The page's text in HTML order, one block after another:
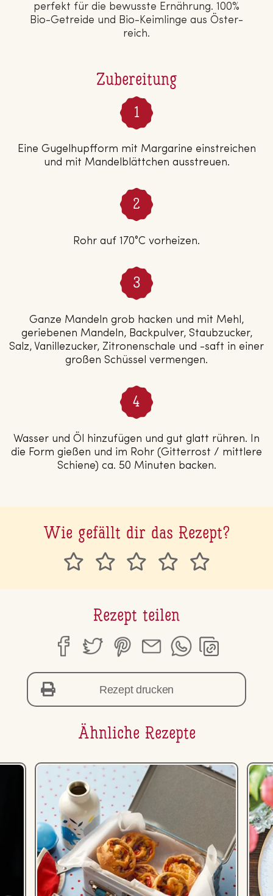
Zubereitung
Eine Gugelhupfform mit Margarine einstreichen
und mit Mandelblättchen ausstreuen.
Rohr auf 170°C vorheizen.
Ganze Mandeln grob hacken und mit Mehl,
geriebenen Mandeln, Backpulver, Staubzucker,
Salz, Vanillezucker, Zitronenschale und -saft in einer
großen Schüssel vermengen.
Wasser und Öl hinzufügen und gut glatt rühren. In
die Form gießen und im Rohr (Gitterrost / mittlere
Schiene) ca. 50 Minuten backen.
perfekt für die bewusste Ernährung. 100%
Bio-Getreide und Bio-Keimlinge aus Ös­ter­
reich.
Wie gefällt dir das Rezept?
Rezept teilen
Rezept drucken
Ähnliche Rezepte